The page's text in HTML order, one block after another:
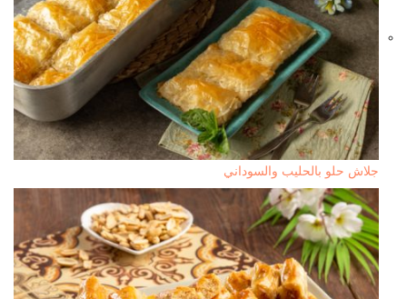
جلاش حلو بالحليب والسوداني